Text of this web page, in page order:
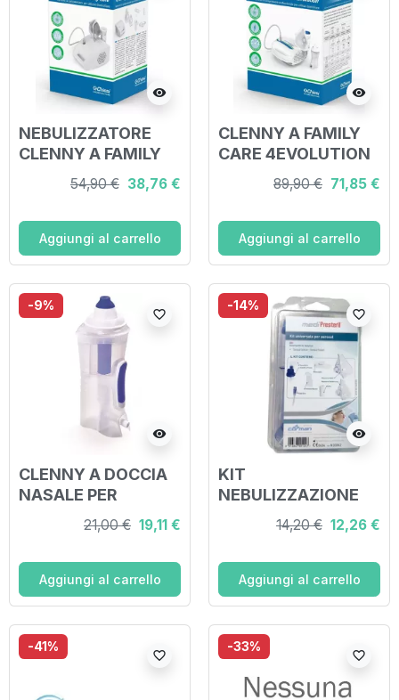
visibility
NEBULIZZATORE
CLENNY A FAMILY
54,90 € 38,76 €
Aggiungi al carrello
visibility
CLENNY A FAMILY
CARE 4EVOLUTION
NEBUL IT
89,90 € 71,85 €
Aggiungi al carrello
-9%
visibility
favorite_border
CLENNY A DOCCIA
NASALE PER
AEROSOL IT
21,00 € 19,11 €
Aggiungi al carrello
-14%
visibility
favorite_border
KIT
NEBULIZZAZIONE
MEDIPRESTERIL
UNIVERSALE
14,20 € 12,26 €
Aggiungi al carrello
-41%
favorite_border
-33%
favorite_border